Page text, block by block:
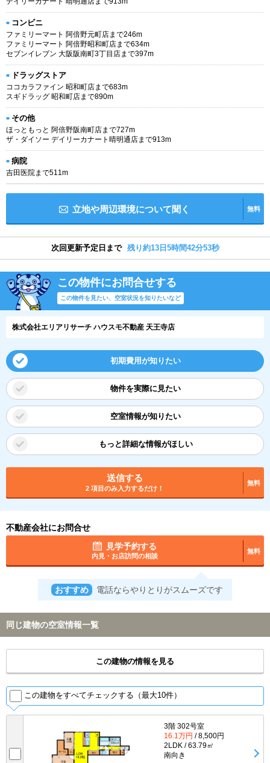
デイリーカナート 晴明通店まで913m
コンビニ
ファミリーマート 阿倍野元町店まで246m
ファミリーマート 阿倍野昭和町店まで634m
セブンイレブン 大阪阪南町3丁目店まで397m
ドラッグストア
ココカラファイン 昭和町店まで683m
スギドラッグ 昭和町店まで890m
その他
ほっともっと 阿倍野阪南町店まで727m
ザ・ダイソー デイリーカナート晴明通店まで913m
病院
吉田医院まで511m
立地や周辺環境について聞く 無料
次回更新予定日まで 残り約13日5時間42分52秒
この物件にお問合せする
この物件を見たい、空室状況を知りたいなど
株式会社エリアリサーチ ハウスモ不動産 天王寺店
初期費用が知りたい
物件を実際に見たい
空室情報が知りたい
もっと詳細な情報がほしい
送信する
2 項目のみ入力するだけ！
無料
不動産会社にお問合せ
見学予約する
内見・お店訪問の相談
無料
おすすめ 電話ならやりとりがスムーズです
同じ建物の空室情報一覧
この建物の情報を見る
この建物をすべてチェックする（最大10件）
3階 302号室
16.1万円 / 8,500円
2LDK / 63.79㎡
南向き